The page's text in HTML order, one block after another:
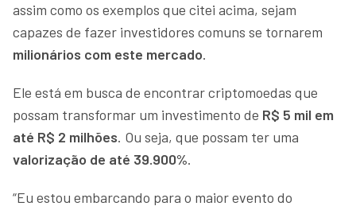
assim como os exemplos que citei acima, sejam
capazes de fazer investidores comuns se tornarem
milionários com este mercado.
Ele está em busca de encontrar criptomoedas que
possam transformar um investimento de R$ 5 mil em
até R$ 2 milhões. Ou seja, que possam ter uma
valorização de até 39.900%.
“Eu estou embarcando para o maior evento do